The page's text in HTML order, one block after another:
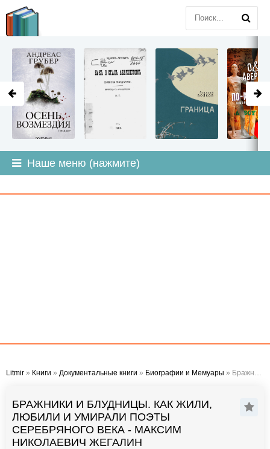
Наше меню (нажмите)
Litmir » Книги » Документальные книги » Биографии и Мемуары » Бражники и блудницы. Как жили, любили и умирали поэты Серебряного века - Максим Николаевич Жегалин
БРАЖНИКИ И БЛУДНИЦЫ. КАК ЖИЛИ,
ЛЮБИЛИ И УМИРАЛИ ПОЭТЫ
СЕРЕБРЯНОГО ВЕКА - МАКСИМ
НИКОЛАЕВИЧ ЖЕГАЛИН
LITMIR.ORG